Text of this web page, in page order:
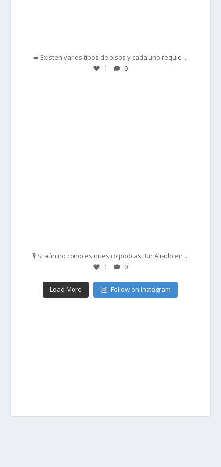
➡️ Existen varios tipos de pisos y cada uno requie ...
1 0
🎙️ Si aún no conoces nuestro podcast Un Aliado en ...
1 0
Load More Follow on Instagram